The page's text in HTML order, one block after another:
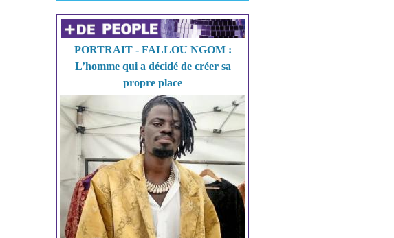
PORTRAIT - FALLOU NGOM :
L’homme qui a décidé de créer sa
propre place